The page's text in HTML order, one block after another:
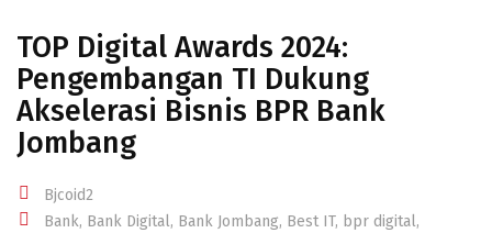
TOP Digital Awards 2024:
Pengembangan TI Dukung
Akselerasi Bisnis BPR Bank
Jombang
Bjcoid2
Bank, Bank Digital, Bank Jombang, Best IT, bpr digital,